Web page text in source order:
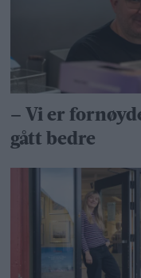
– Vi er
gått bedre